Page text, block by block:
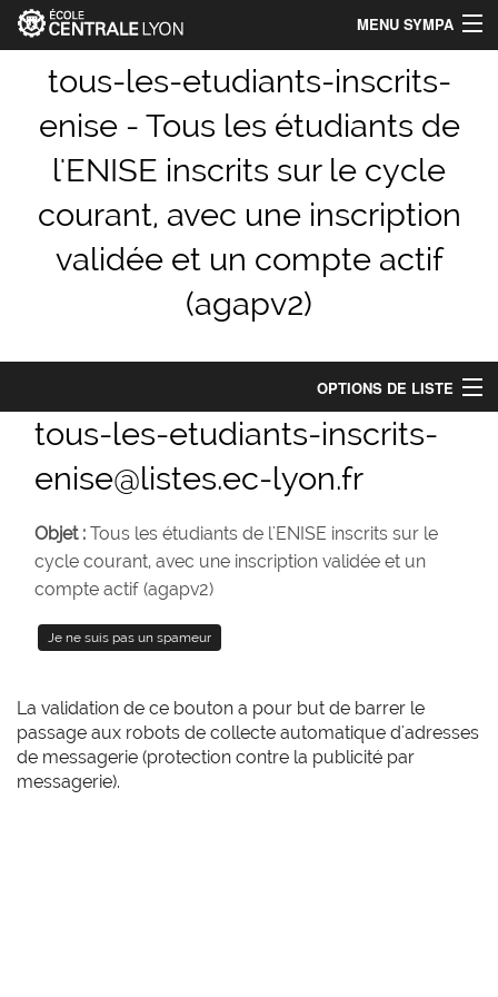
MENU SYMPA
Accueil
Index des listes
Chercher une liste
Aide
Identification_Centrale-Lyon
tous-les-etudiants-inscrits-
enise - Tous les étudiants de
l'ENISE inscrits sur le cycle
courant, avec une inscription
validée et un compte actif
(agapv2)
OPTIONS DE LISTE
Options de liste
Abonnés : 1188
Propriétaires :hanene.souli, melissa.duchmann
Modérateurs :hanene.souli, idir.zoulika, joselyne.gounon,
melissa.duchmann, olivier.girodon, sylvie.mira
Se désabonner
Accueil de la liste
tous-les-etudiants-inscrits-
enise@listes.ec-lyon.fr
Objet : Tous les étudiants de l'ENISE inscrits sur le
cycle courant, avec une inscription validée et un
compte actif (agapv2)
La validation de ce bouton a pour but de barrer le
passage aux robots de collecte automatique d'adresses
de messagerie (protection contre la publicité par
messagerie).